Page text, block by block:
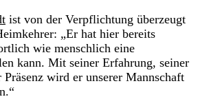
ist von der Verpflichtung überzeugt
„Er hat hier bereits
wie menschlich eine
kann. Mit seiner Erfahrung, seiner
wird er unserer Mannschaft